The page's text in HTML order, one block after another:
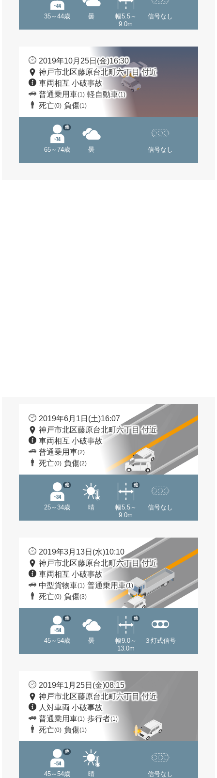
35～44歳 曇
幅5.5～
9.0m
信号なし
2019年10月25日(金)16:30
神戸市北区藤原台北町六丁目 付近
車両相互 小破事故
普通乗用車(1) 軽自動車(1)
死亡(0) 負傷(1)
65～74歳
他
曇 信号なし
2019年6月1日(土)16:07
神戸市北区藤原台北町六丁目 付近
車両相互 小破事故
普通乗用車(2)
死亡(0) 負傷(2)
25～34歳
他
晴
幅5.5～
9.0m
他
信号なし
2019年3月13日(水)10:10
神戸市北区藤原台北町六丁目 付近
車両相互 小破事故
中型貨物車(1) 普通乗用車(1)
死亡(0) 負傷(3)
45～54歳
他
曇
幅9.0～
13.0m
他
３灯式信号
2019年1月25日(金)08:15
神戸市北区藤原台北町六丁目 付近
人対車両 小破事故
普通乗用車(1) 歩行者(1)
死亡(0) 負傷(1)
45～54歳
他
晴 信号なし